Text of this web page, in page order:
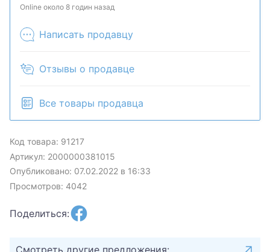
Online около 8 годин назад
Написать продавцу
Отзывы о продавце
Все товары продавца
Код товара: 91217
Артикул: 2000000381015
Опубликовано: 07.02.2022 в 16:33
Просмотров: 4042
Поделиться:
Смотреть другие предложения: